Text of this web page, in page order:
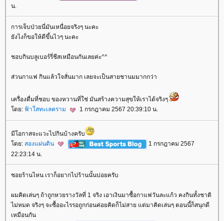
น.
การเจ็บป่วยนี่มันเหนื่อยจริงๆ นะคะ
ังไงก็ขอให้ดีขึ้นไวๆ นะคะ
ชอบกินบลูเบอร์รี่ชีสเหมือนกันเลยค่ะ^^
ส่วนกาแฟ กินแล้วใจสั่นมาก เลยจะเป็นสายชานมมากกว่า
เครื่องดื่มที่ชอบ ของหวานที่ใช่ มันสร้างความสุขให้เราได้จริงๆ
ดย: ฟ้าใสทะเลคราม 1 กรกฎาคม 2567 20:39:10 น.
มีโอกาสจะแวะไปกินบ้างครับ
ดย: สองแผ่นดิน
1 กรกฎาคม 2567
22:23:14 น.
ชอยร้านไหน เราก็อยากไปร้านนั้นบ่อยครับ
ผมคิดเล่นๆ ถ้าถูกหวยรางวัลที่ 1 จริง เอาเงินมาซื้อกาแฟวันละแก้ว คงกินทั้งชาติ
ไม่หมด จริงๆ จะซื้ออะไรรอถูกก่อนค่อยคิดก็ไม่สาย แต่มาคิดเล่นๆ ตอนนี้ก็สนุกดี
เหมือนกัน